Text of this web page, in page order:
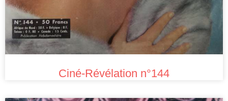
Ciné-Révélation n°144